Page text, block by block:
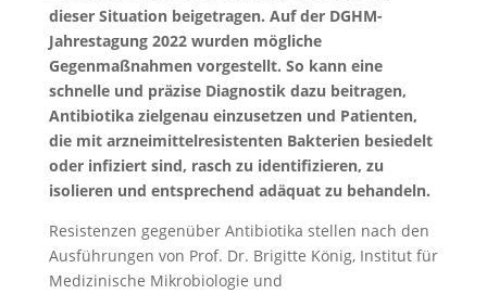
dieser Situation beigetragen. Auf der DGHM-
Jahrestagung 2022 wurden mögliche
Gegenmaßnahmen vorgestellt. So kann eine
schnelle und präzise Diagnostik dazu beitragen,
Antibiotika zielgenau einzusetzen und Patienten,
die mit arzneimittelresistenten Bakterien besiedelt
oder infiziert sind, rasch zu identifizieren, zu
isolieren und entsprechend adäquat zu behandeln.
Resistenzen gegenüber Antibiotika stellen nach den
Ausführungen von Prof. Dr. Brigitte König, Institut für
Medizinische Mikrobiologie und